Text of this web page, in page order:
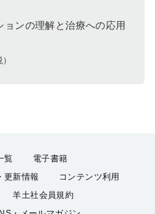
ンの理解と治療への応用
覧
電子書籍
更新情報
コンテンツ利用
羊土社会員規約